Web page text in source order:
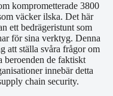
komprometterade 3800
väcker ilska. Det här
ett bedrägeristunt som
för sina verktyg. Denna
att ställa svåra frågor om
beroenden de faktiskt
innebär detta
chain security.